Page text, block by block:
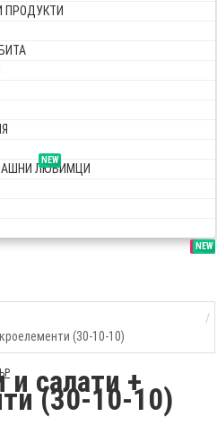
ПРОДУКТИ
NEW
ЛЮБИМЦИ
SALE
NEW
(30-10-10)
и салати +
(30-10-10)